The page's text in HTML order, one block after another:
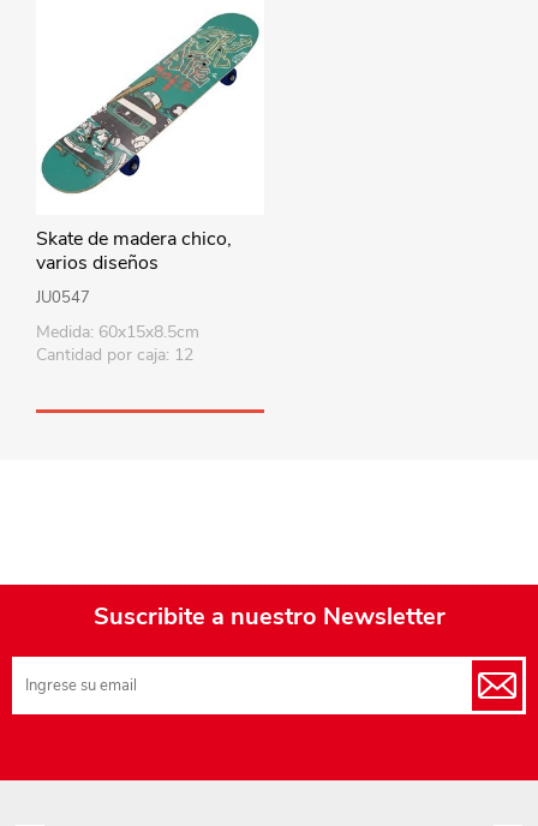
Skate de madera chico,
varios diseños
JU0547
Medida: 60x15x8.5cm
Cantidad por caja: 12
Suscribite a nuestro Newsletter